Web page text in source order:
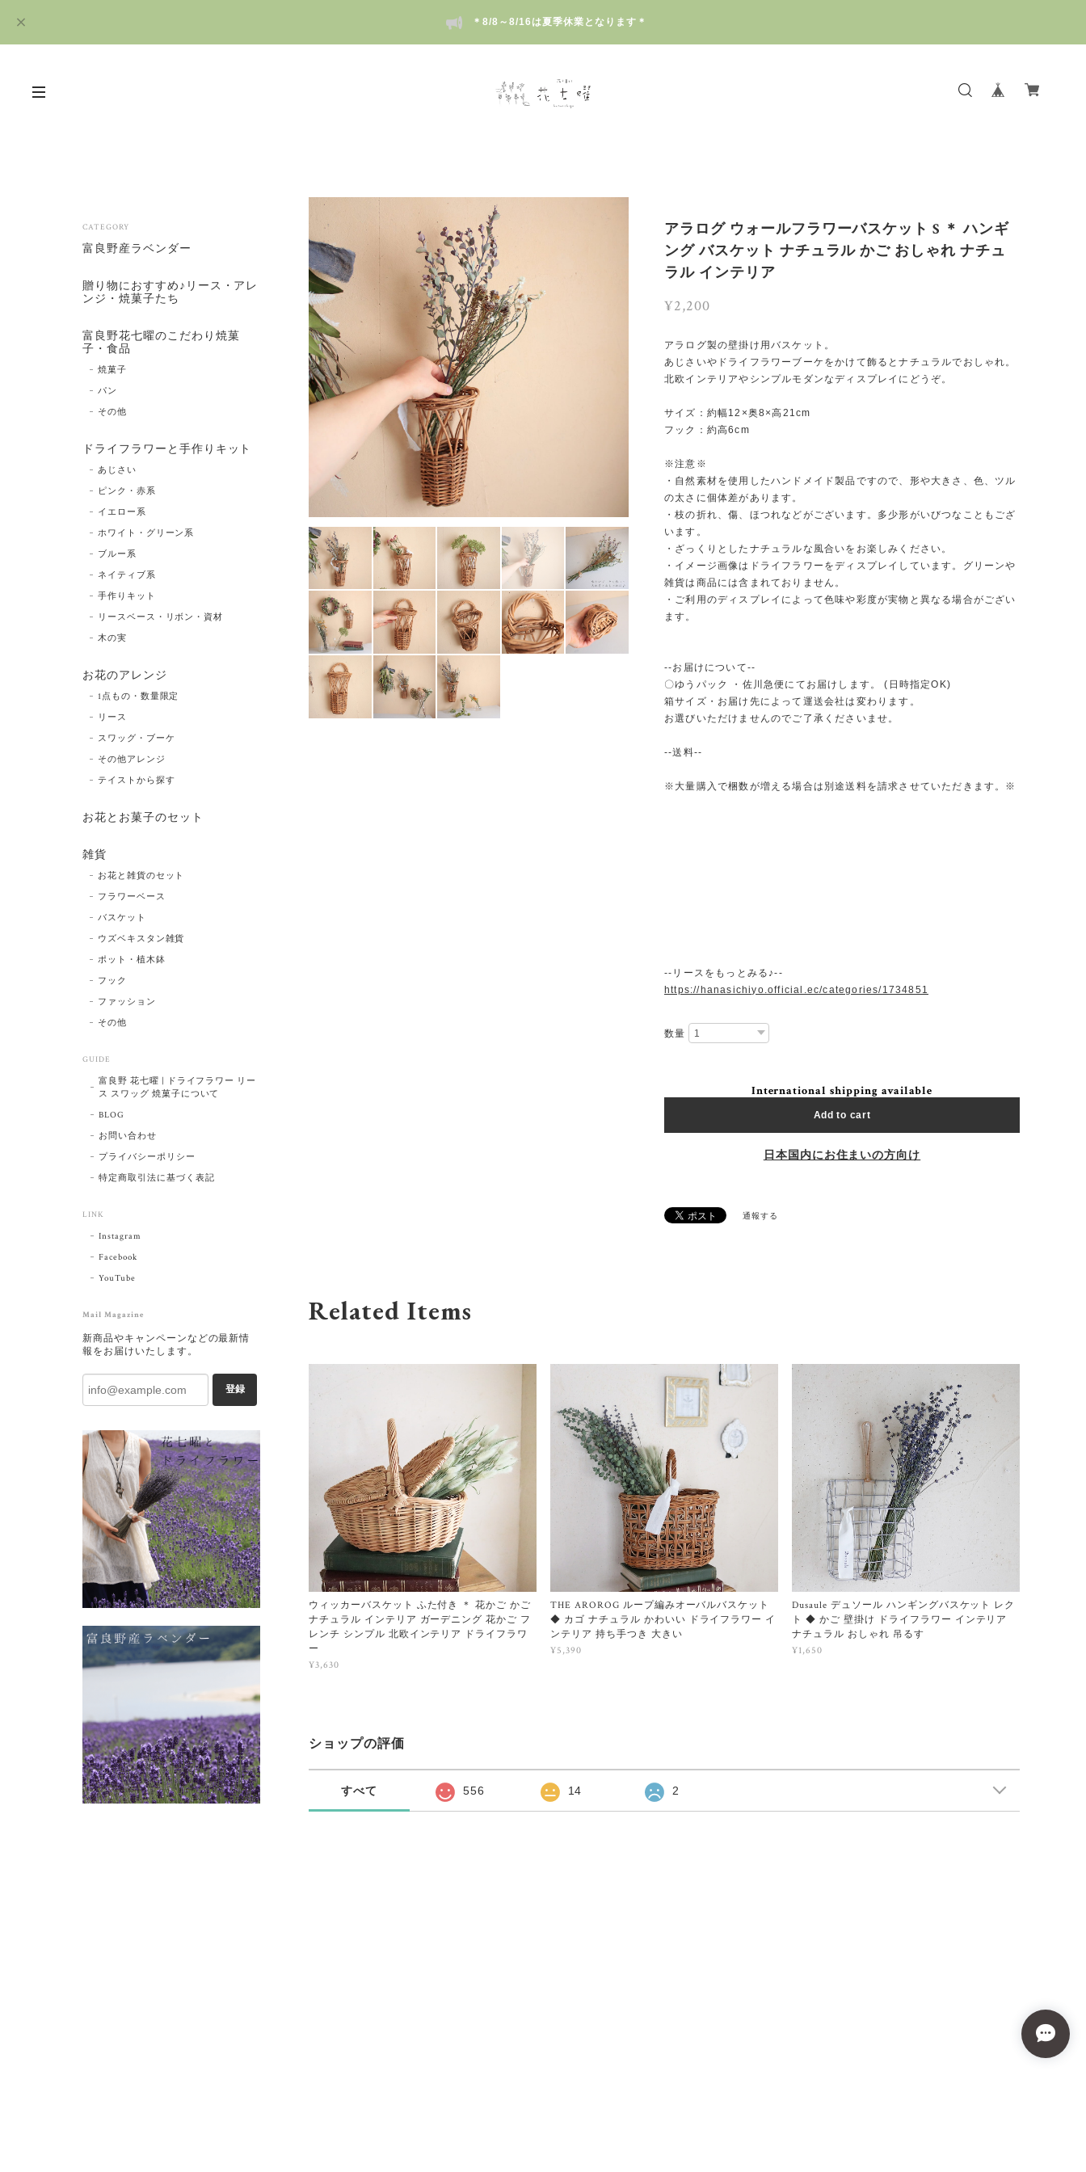
＊8/8～8/16は夏季休業となります＊
アラログ ウォールフラワーバスケット S ＊ ハンギ
ング バスケット ナチュラル かご おしゃれ ナチュ
ラル インテリア
¥2,200
アラログ製の壁掛け用バスケット。
あじさいやドライフラワーブーケをかけて飾るとナチュラルでおしゃれ。
北欧インテリアやシンプルモダンなディスプレイにどうぞ。
サイズ：約幅12×奥8×高21cm
フック：約高6cm
※注意※
・自然素材を使用したハンドメイド製品ですので、形や大きさ、色、ツル
の太さに個体差があります。
・枝の折れ、傷、ほつれなどがございます。多少形がいびつなこともござ
います。
・ざっくりとしたナチュラルな風合いをお楽しみください。
・イメージ画像はドライフラワーをディスプレイしています。グリーンや
雑貨は商品には含まれておりません。
・ご利用のディスプレイによって色味や彩度が実物と異なる場合がござい
ます。
--お届けについて--
〇ゆうパック ・佐川急便にてお届けします。 (日時指定OK)
箱サイズ・お届け先によって運送会社は変わります。
お選びいただけませんのでご了承くださいませ。
--送料--
※大量購入で梱数が増える場合は別途送料を請求させていただきます。※
--リースをもっとみる♪--
https://hanasichiyo.official.ec/categories/1734851
数量
International shipping available
Add to cart
日本国内にお住まいの方向け
通報する
Related Items
ウィッカーバスケット ふた付き ＊ 花かご かご
ナチュラル インテリア ガーデニング 花かご フ
レンチ シンプル 北欧インテリア ドライフラワ
ー
¥3,630
THE AROROG ループ編みオーバルバスケット
◆ カゴ ナチュラル かわいい ドライフラワー イ
ンテリア 持ち手つき 大きい
¥5,390
Dusaule デュソール ハンギングバスケット レク
ト ◆ かご 壁掛け ドライフラワー インテリア
ナチュラル おしゃれ 吊るす
¥1,650
ショップの評価
すべて 556 14 2
CATEGORY
富良野産ラベンダー
贈り物におすすめ♪リース・アレ
ンジ・焼菓子たち
富良野花七曜のこだわり焼菓
子・食品
焼菓子
パン
その他
ドライフラワーと手作りキット
あじさい
ピンク・赤系
イエロー系
ホワイト・グリーン系
ブルー系
ネイティブ系
手作りキット
リースベース・リボン・資材
木の実
お花のアレンジ
1点もの・数量限定
リース
スワッグ・ブーケ
その他アレンジ
テイストから探す
お花とお菓子のセット
雑貨
お花と雑貨のセット
フラワーベース
バスケット
ウズベキスタン雑貨
ポット・植木鉢
フック
ファッション
その他
GUIDE
富良野 花七曜 | ドライフラワー リー
ス スワッグ 焼菓子について
BLOG
お問い合わせ
プライバシーポリシー
特定商取引法に基づく表記
LINK
Instagram
Facebook
YouTube
Mail Magazine
新商品やキャンペーンなどの最新情
報をお届けいたします。
登録